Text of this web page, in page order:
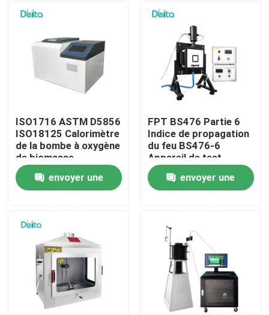
Vidéos
À propos de nous
Visite de l'usine
Contrôle de la qualité
Demandez un devis
Équipement d'essai électrique
Matériel d'essai au feu
ISO1716 ASTM D5856
ISO18125 Calorimètre
de la bombe à oxygène
de biomasse
Calorimètre de la
valeur calorifique du
charbon
envoyer une
FPT BS476 Partie 6
Indice de propagation
du feu BS476-6
Appareil de test
envoyer une